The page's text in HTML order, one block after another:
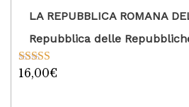
LA REPUBBLICA ROMANA
Repubblica delle
Valutato
16,00€